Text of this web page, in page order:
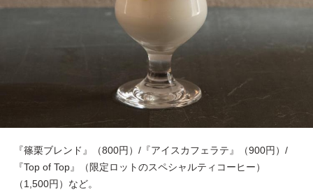
『篠栗ブレンド』（800円）/『アイスカフェラテ』（900円）/
『Top of Top』（限定ロットのスペシャルティコーヒー）
（1,500円）など。